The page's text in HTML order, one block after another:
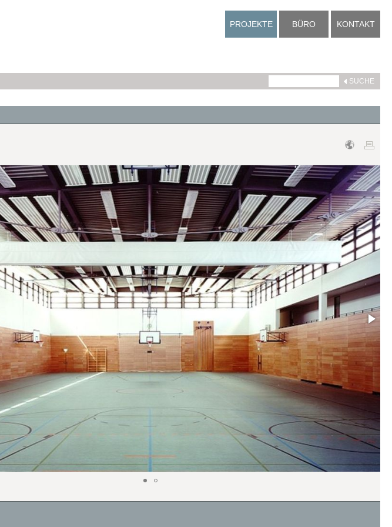
PROJEKTE BÜRO KONTAKT